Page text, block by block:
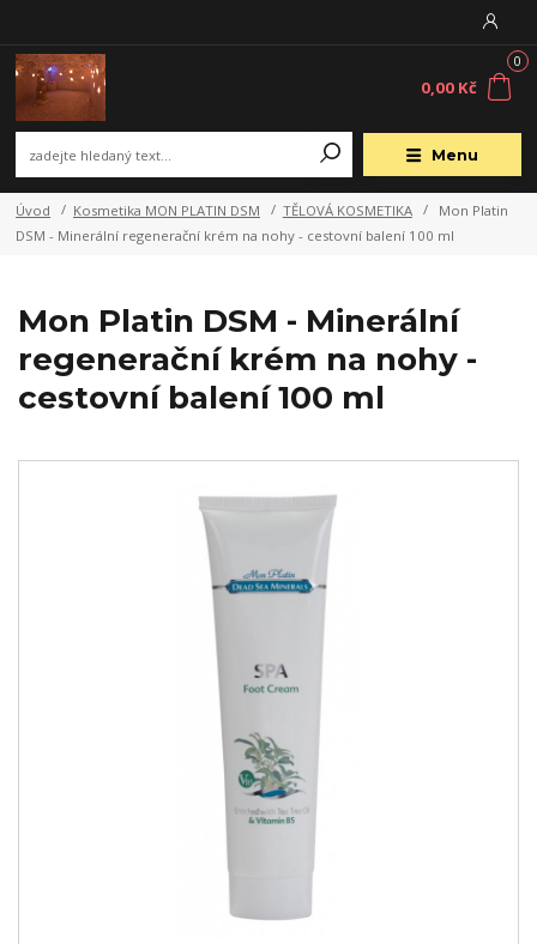
Menu
0
0,00 Kč
Úvod Kosmetika MON PLATIN DSM TĚLOVÁ KOSMETIKA
Mon Platin
DSM - Minerální regenerační krém na nohy - cestovní balení 100 ml
Mon Platin DSM - Minerální
regenerační krém na nohy -
cestovní balení 100 ml